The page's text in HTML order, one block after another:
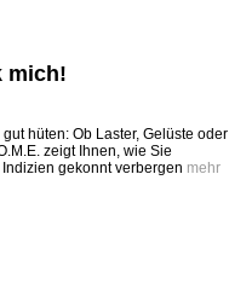
mich!
hüten: Ob Laster, Gelüste oder
zeigt Ihnen, wie Sie
gekonnt verbergen mehr